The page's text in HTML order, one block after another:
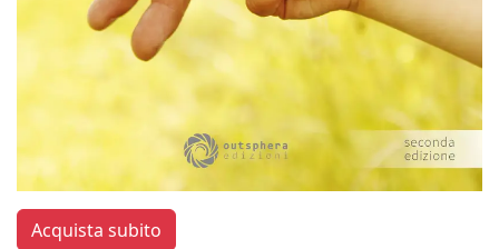
Acquista subito